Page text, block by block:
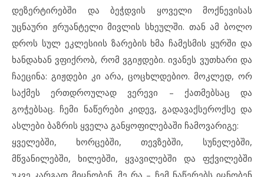
დეზერტირებში და ბეჭდვის ყოველი მოქნევისას
უცნაური ჟრუანტელი მივლის სხეულში. თან ამ ბოლო
დროს სულ ეკლესიის ზარების ხმა ჩამესმის ყურში და
ხანდახან ვფიქრობ, რომ ვგიჟდები. ივანეს ვუთხარი და
ჩაეცინა: გიჟდები კი არა, ცოცხლდებიო. მოკლედ, ორ
საქმეს ერთდროულად ვერევი – ქათმებსაც და
გოჭებსაც. ჩემი ნაწერები კიდევ, გადავაქსეროქსე და
ასლები ბაზრის ყველა განყოფილებაში ჩამოვარიგე:
ყველებში, ხორცებში, თევზებში, სუნელებში,
მწვანილებში, ხილებში, ყვავილებში და ფქვილებში
უკვე კარგად მიცნობენ. მე რა – ჩემ ნაწერებს იცნობენ